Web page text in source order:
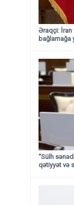
Əraqçi: İran
bağlamağa
“Sülh
qətiyyət və